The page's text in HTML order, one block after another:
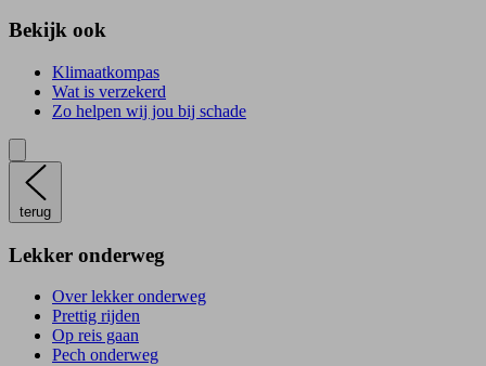
Bekijk ook
Klimaatkompas
Wat is verzekerd
Zo helpen wij jou bij schade
terug
Lekker onderweg
Over lekker onderweg
Prettig rijden
Op reis gaan
Pech onderweg